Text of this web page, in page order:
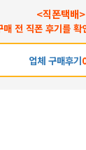
<직폰택배>
매 전 직폰 후기를 확
업체 구매후기